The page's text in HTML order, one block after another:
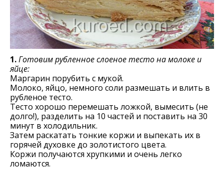
1.Готовим рубленное слоеное тесто на молоке и
яйце:
Маргарин порубить с мукой.
Молоко, яйцо, немного соли размешать и влить в
рубленое тесто.
Тесто хорошо перемешать ложкой, вымесить (не
долго!), разделить на 10 частей и поставить на 30
минут в холодильник.
Затем раскатать тонкие коржи и выпекать их в
горячей духовке до золотистого цвета.
Коржи получаются хрупкими и очень легко
ломаются.